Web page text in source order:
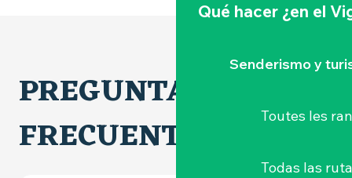
Qué hacer ¿en el
Senderismo y
Toutes les
Todas las
PREGUNTAS
FRECUENTES